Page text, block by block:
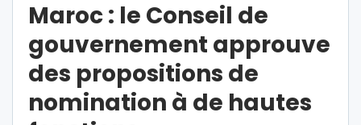
Maroc : le Conseil de
gouvernement approuve
des propositions de
nomination à de hautes